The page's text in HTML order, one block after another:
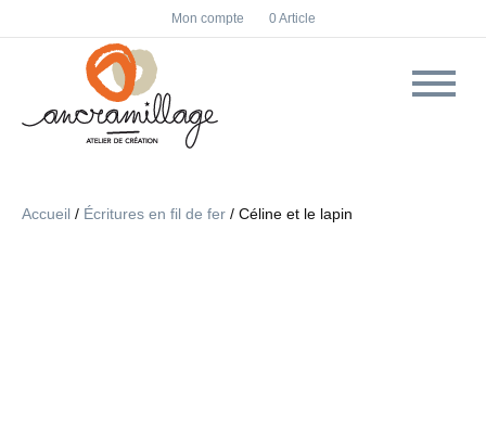
F
a
c
I
n
s
Mon compte 0 Article
Accueil / Écritures en fil de fer / Céline et le lapin